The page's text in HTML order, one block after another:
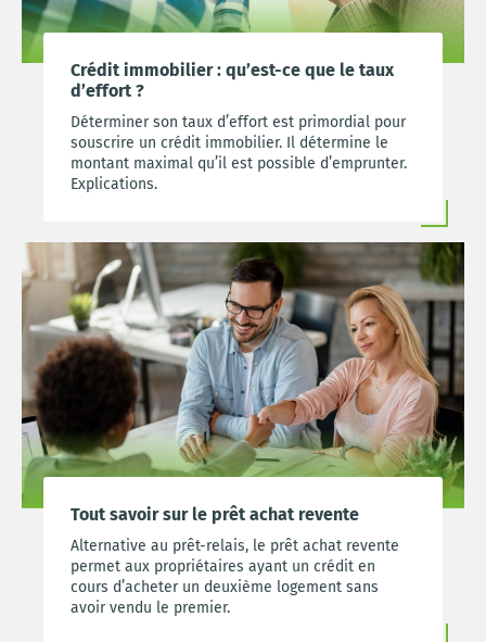
Crédit immobilier : qu’est-ce que le taux
d’effort ?
Déterminer son taux d’effort est primordial pour
souscrire un crédit immobilier. Il détermine le
montant maximal qu’il est possible d’emprunter.
Explications.
Tout savoir sur le prêt achat revente
Alternative au prêt-relais, le prêt achat revente
permet aux propriétaires ayant un crédit en
cours d’acheter un deuxième logement sans
avoir vendu le premier.